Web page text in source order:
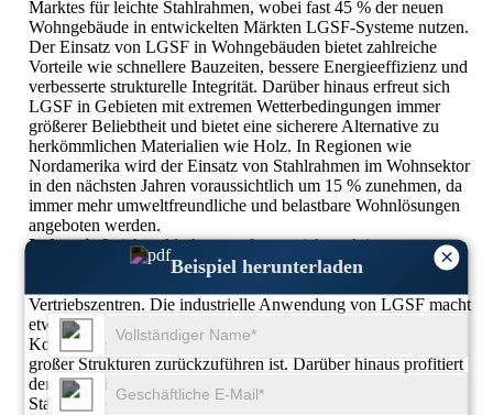
×
Beispiel herunterladen
Marktes für leichte Stahlrahmen, wobei fast 45 % der neuen
Wohngebäude in entwickelten Märkten LGSF-Systeme nutzen.
Der Einsatz von LGSF in Wohngebäuden bietet zahlreiche
Vorteile wie schnellere Bauzeiten, bessere Energieeffizienz und
verbesserte strukturelle Integrität. Darüber hinaus erfreut sich
LGSF in Gebieten mit extremen Wetterbedingungen immer
größerer Beliebtheit und bietet eine sicherere Alternative zu
herkömmlichen Materialien wie Holz. In Regionen wie
Nordamerika wird der Einsatz von Stahlrahmen im Wohnsektor
in den nächsten Jahren voraussichtlich um 15 % zunehmen, da
immer mehr umweltfreundliche und belastbare Wohnlösungen
angeboten werden.
Industrie:Leichtstahlrahmen erfreuen sich auch im
Industriesektor immer größerer Beliebtheit, insbesondere beim
Vertriebszentren. Die industrielle Anwendung von LGSF macht
etwa 30 % des Weltmarktes aus, was auf die Festigkeit,
Kosteneffizienz und Fähigkeit des Materials zur Unterstützung
großer Strukturen zurückzuführen ist. Darüber hinaus profitiert
der Industriesektor von der schnellen Installation von
Stahlrahmensystemen, die eine schnellere Projektabwicklung